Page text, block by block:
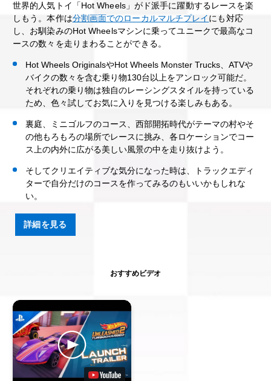
世界的人気トイ「Hot Wheels」がド派手に躍動するレースを楽
しもう。本作は分割画面でのローカルマルチプレイにも対応
し、お馴染みのHot Wheelsマシンに乗ってユニークで最高なコ
ースの数々を走りまわることができる。
Hot Wheels OriginalsやHot Wheels Monster Trucks、ATVや
バイクの数々を含む乗り物130台以上をアンロック可能だ。
それぞれの乗り物は独自のレーシングスタイルを持っている
ため、色々試してお気に入りを見つける楽しみもある。
裏庭、ミニゴルフのコース、西部開拓時代がテーマの村やそ
の他もろもろの場所でレースに挑み、各ロケーションでコー
ス上の内外に広がる美しい風景の中を走り抜けよう。
そしてクリエイティブな気分になった時は、トラックエディ
ターで自分だけのコースを作ってみるのもいいかもしれな
い。
詳細を見る
おすすめビデオ